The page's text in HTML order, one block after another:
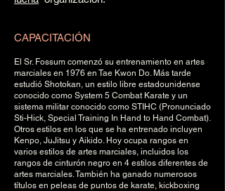
CAPACITACIÓN
El Sr. Fossum comenzó su entrenamiento en artes
marciales en 1976 en Tae Kwon Do. Más tarde
estudió Shotokan, un estilo libre estadounidense
conocido como System 5 Combat Karate y un
sistema militar conocido como STIHC (Pronunciado
Sti-Hick, Special Training In Hand to Hand Combat).
Otros estilos en los que se ha entrenado incluyen
Kenpo, JuJitsu y Aikido. Hoy ocupa rangos en
varios estilos de artes marciales, incluidos los
rangos de cinturón negro en 4 estilos diferentes de
artes marciales. También ha ganado numerosos
títulos en peleas de puntos de karate, kickboxing